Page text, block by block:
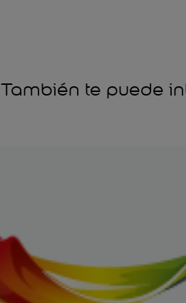
También te puede